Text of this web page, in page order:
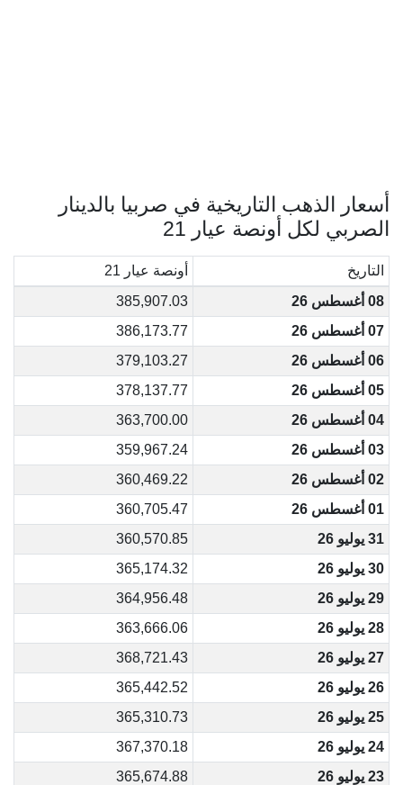
أسعار الذهب التاريخية في صربيا بالدينار
الصربي لكل أونصة عيار 21
التاريخ
أونصة عيار 21
08 أغسطس 26
385,907.03
07 أغسطس 26
386,173.77
06 أغسطس 26
379,103.27
05 أغسطس 26
378,137.77
04 أغسطس 26
363,700.00
03 أغسطس 26
359,967.24
02 أغسطس 26
360,469.22
01 أغسطس 26
360,705.47
31 يوليو 26
360,570.85
30 يوليو 26
365,174.32
29 يوليو 26
364,956.48
28 يوليو 26
363,666.06
27 يوليو 26
368,721.43
26 يوليو 26
365,442.52
25 يوليو 26
365,310.73
24 يوليو 26
367,370.18
23 يوليو 26
365,674.88